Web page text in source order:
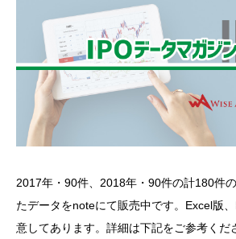
2017年・90件、2018年・90件の計180件
たデータをnoteにて販売中です。Excel版
意してあります。詳細は下記をご参考くだ